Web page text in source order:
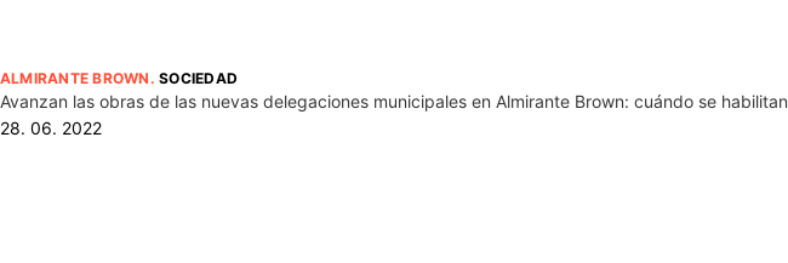
ALMIRANTE BROWN .SOCIEDAD
Avanzan las obras de las nuevas delegaciones municipales en Almirante Brown: cuándo se habilitan
28. 06. 2022